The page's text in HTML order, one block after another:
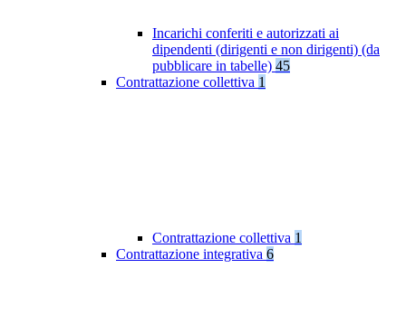
Incarichi conferiti e autorizzati ai
dipendenti (dirigenti e non dirigenti) (da
pubblicare in tabelle) 45
Contrattazione collettiva 1
Contrattazione collettiva 1
Contrattazione integrativa 6